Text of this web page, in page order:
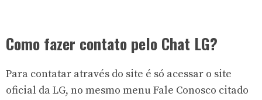
Como fazer contato pelo Chat LG?
Para contatar através do site é só acessar o site
oficial da LG, no mesmo menu Fale Conosco citado